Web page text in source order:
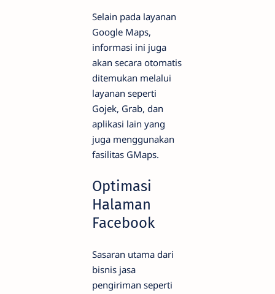
Selain pada layanan
Google Maps,
informasi ini juga
akan secara otomatis
ditemukan melalui
layanan seperti
Gojek, Grab, dan
aplikasi lain yang
juga menggunakan
fasilitas GMaps.
Optimasi
Halaman
Facebook
Sasaran utama dari
bisnis jasa
pengiriman seperti